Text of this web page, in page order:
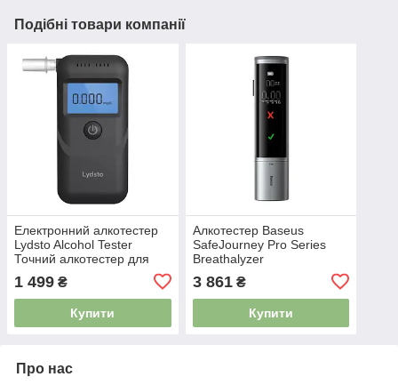
Подібні товари компанії
Електронний алкотестер
Lydsto Alcohol Tester
Точний алкотестер для
контролю рівня алкоголю
4912789
1 499 ₴
Купити
Алкотестер Baseus
SafeJourney Pro Series
Breathalyzer
(CRCX060014) 4757233
3 861₴
Купити
Про нас